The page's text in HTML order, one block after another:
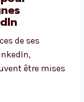
de ses
être mises